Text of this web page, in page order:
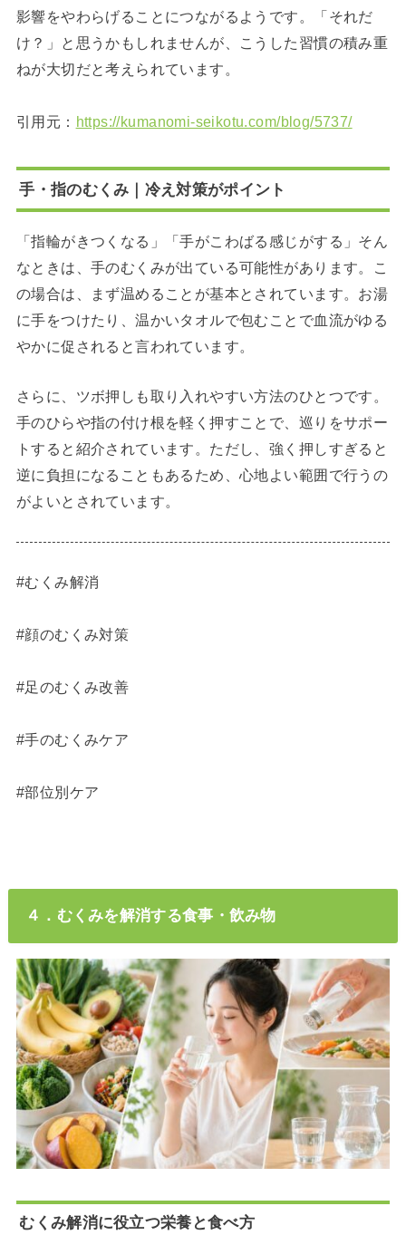
影響をやわらげることにつながるようです。「それだ
け？」と思うかもしれませんが、こうした習慣の積み重
ねが大切だと考えられています。
引用元： https://kumanomi-seikotu.com/blog/5737/
手・指のむくみ｜冷え対策がポイント
「指輪がきつくなる」「手がこわばる感じがする」そん
なときは、手のむくみが出ている可能性があります。こ
の場合は、まず温めることが基本とされています。お湯
に手をつけたり、温かいタオルで包むことで血流がゆる
やかに促されると言われています。
さらに、ツボ押しも取り入れやすい方法のひとつです。
手のひらや指の付け根を軽く押すことで、巡りをサポー
トすると紹介されています。ただし、強く押しすぎると
逆に負担になることもあるため、心地よい範囲で行うの
がよいとされています。
#むくみ解消
#顔のむくみ対策
#足のむくみ改善
#手のむくみケア
#部位別ケア
４．むくみを解消する食事・飲み物
むくみ解消に役立つ栄養と食べ方